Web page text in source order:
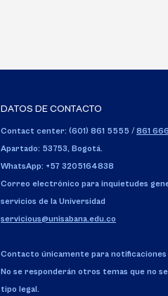
DATOS DE CONTACTO
Contact center: (601) 861 5555 / 861
Apartado: 53753, Bogotá.
WhatsApp: +57 3205164838
Correo electrónico para inquietudes
servicios de la Universidad
servicious@unisabana.edu.co
Contacto únicamente para notificaciones
No se responderán otros temas que no
tipo legal.